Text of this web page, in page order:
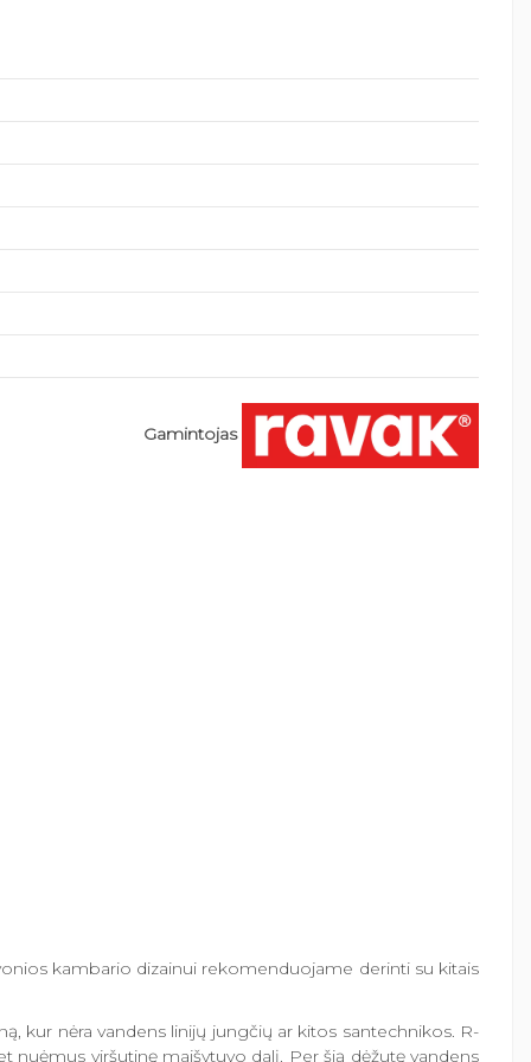
Gamintojas
kambario dizainui rekomenduojame derinti su kitais
kur nėra vandens linijų jungčių ar kitos santechnikos. R-
nuėmus viršutinę maišytuvo dalį. Per šią dėžutę vandens